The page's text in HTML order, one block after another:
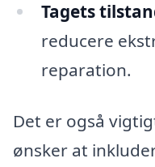
Tagets
reducere
reparation.
Det er også
ønsker at